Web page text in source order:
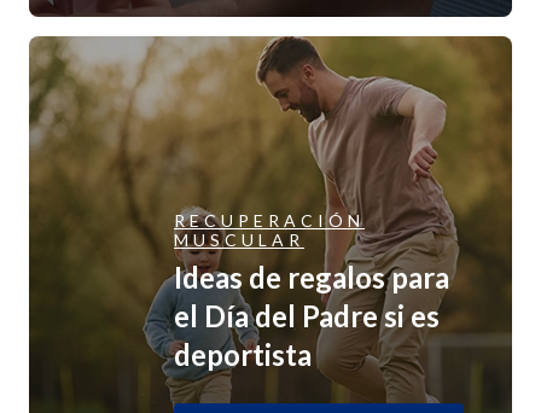
RECUPERACIÓN
MUSCULAR
Ideas de regalos para
el Día del Padre si es
deportista